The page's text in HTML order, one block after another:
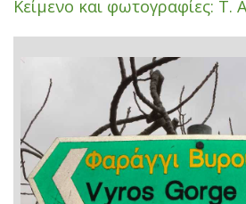
Κείμενο και φωτογραφίες: